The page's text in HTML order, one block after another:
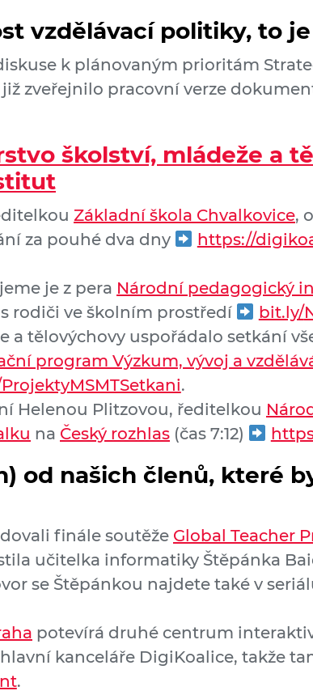
vzdělávací politiky, to
k plánovaným prioritám
zveřejnilo pracovní verze
školství, mládeže a
Základní škola Chvalkovice,
za pouhé dva dny
https://
je z pera Národní pedagogický
rodiči ve školním prostředí
bit.ly/
a tělovýchovy uspořádalo setkání
program Výzkum, vývoj a
.
Helenou Plitzovou, ředitelkou
na Český rozhlas (čas 7:12)
od našich členů, které
finále soutěže Global Teacher
učitelka informatiky Štěpánka
se Štěpánkou najdete také v
potevírá druhé centrum
kanceláře DigiKoalice, takže
.